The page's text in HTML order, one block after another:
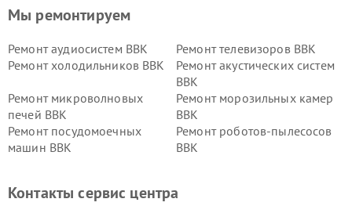
Мы ремонтируем
Ремонт аудиосистем BBK
Ремонт телевизоров BBK
Ремонт холодильников BBK
Ремонт акустических систем
BBK
Ремонт микроволновых
печей BBK
Ремонт морозильных камер
BBK
Ремонт посудомоечных
машин BBK
Ремонт роботов-пылесосов
BBK
Ремонт винных шкафов BBK
Контакты сервис центра